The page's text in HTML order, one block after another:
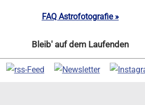
FAQ Astrofotografie »
Bleib' auf dem Laufenden